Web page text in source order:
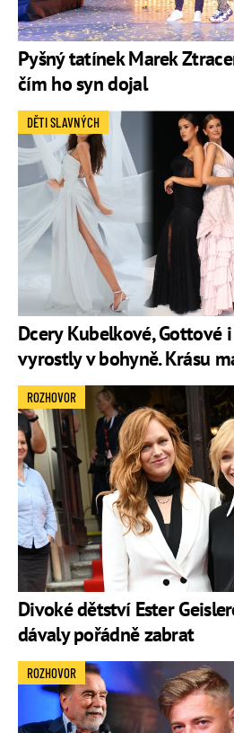
Pyšný tatínek Marek
čím ho syn dojal
Dcery Kubelkové, Gottové
vyrostly v bohyně. Krásu
DĚTI SLAVNÝCH
Divoké dětství Ester
dávaly pořádně zabrat
ROZHOVOR
ROZHOVOR